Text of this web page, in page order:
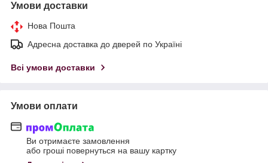
Умови доставки
Нова Пошта
Адресна доставка до дверей по Україні
Всі умови доставки
Умови оплати
Ви отримаєте замовлення
або гроші повернуться на вашу картку